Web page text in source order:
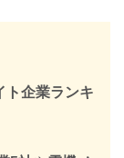
ト企業ランキ